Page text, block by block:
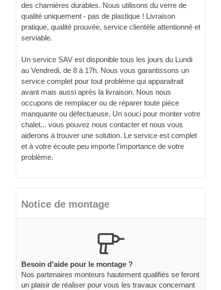
des charnières durables. Nous utilisons du verre de
qualité uniquement - pas de plastique ! Livraison
pratique, qualité prouvée, service clientèle attentionné et
serviable.
Un service SAV est disponible tous les jours du Lundi
au Vendredi, de 8 à 17h. Nous vous garantissons un
service complet pour tout problème qui apparaitrait
avant mais aussi après la livraison. Nous nous
occupons de remplacer ou de réparer toute pièce
manquante ou défectueuse. Un souci pour monter votre
chalet... vous pouvez nous contacter et nous vous
aiderons à trouver une solution. Le service est complet
et à votre écoute peu importe l'importance de votre
problème.
Notice de montage
Besoin d'aide pour le montage ?
Nos partenaires monteurs hautement qualifiés se feront
un plaisir de réaliser pour vous les travaux concernant